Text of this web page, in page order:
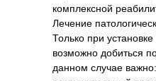
комплексной
Лечение
Только при
возможно добиться
данном случае
Лицензия